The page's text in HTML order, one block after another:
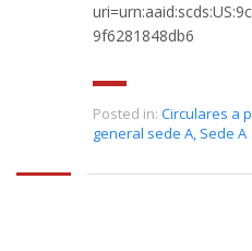
9f6281848db6
Posted in: Circulares a
general sede A, Sede A